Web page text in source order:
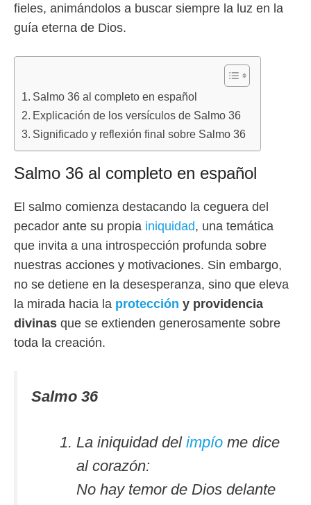
fieles, animándolos a buscar siempre la luz en la
guía eterna de Dios.
Salmo 36 al completo en español
Explicación de los versículos de Salmo 36
Significado y reflexión final sobre Salmo 36
Salmo 36 al completo en español
El salmo comienza destacando la ceguera del
pecador ante su propia iniquidad, una temática
que invita a una introspección profunda sobre
nuestras acciones y motivaciones. Sin embargo,
no se detiene en la desesperanza, sino que eleva
la mirada hacia la protección y providencia
divinas que se extienden generosamente sobre
toda la creación.
Salmo 36
La iniquidad del impíome dice
al corazón:
No hay temor de Dios delante